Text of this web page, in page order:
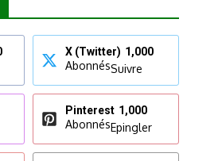
X (Twitter) 1,000
AbonnésSuivre
Pinterest 1,000
AbonnésEpingler